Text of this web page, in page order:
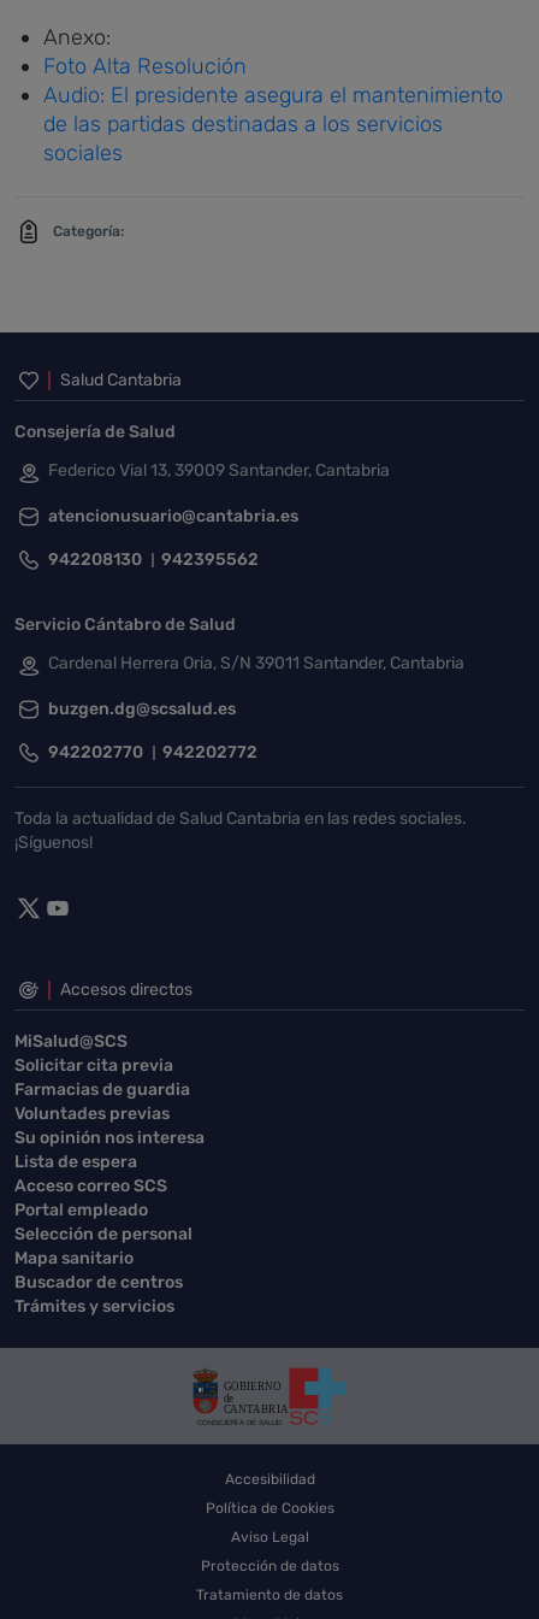
Anexo:
Foto Alta Resolución
Audio: El presidente asegura el mantenimiento
de las partidas destinadas a los servicios
sociales
Categoría:
Inicio del pie de página
Salud Cantabria
Consejería de Salud
Federico Vial 13, 39009 Santander, Cantabria
atencionusuario@cantabria.es
942208130 942395562
Servicio Cántabro de Salud
Cardenal Herrera Oria, S/N 39011 Santander, Cantabria
buzgen.dg@scsalud.es
942202770 942202772
Toda la actualidad de Salud Cantabria en las redes sociales.
¡Síguenos!
Accesos directos
MiSalud@SCS
Solicitar cita previa
Farmacias de guardia
Voluntades previas
Su opinión nos interesa
Lista de espera
Acceso correo SCS
Portal empleado
Selección de personal
Mapa sanitario
Buscador de centros
Trámites y servicios
Accesibilidad
Política de Cookies
Aviso Legal
Protección de datos
Tratamiento de datos